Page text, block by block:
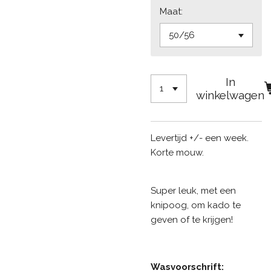
Maat:
In
winkelwagen
Levertijd +/- een week.
Korte mouw.
Super leuk, met een
knipoog, om kado te
geven of te krijgen!
Wasvoorschrift: